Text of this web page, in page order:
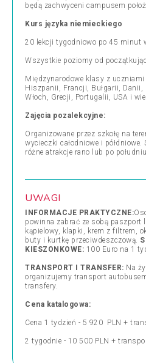
będą zachwyceni campusem
Kurs języka niemieckiego
20 lekcji tygodniowo po 45 minut
Wszystkie poziomy od
Międzynarodowe klasy z
Hiszpanii, Francji, Bułgarii,
Włoch, Grecji, Portugalii, USA i
Zajęcia pozalekcyjne:
Organizowane przez szkołę na
wycieczki całodniowe i półdniowe.
różne atrakcje rano lub po
UWAGI
INFORMACJE PRAKTYCZNE:
powinna zabrać ze sobą
kąpielowy, klapki, krem z filtrem,
buty i kurtkę przeciwdeszczową.
KIESZONKOWE: 100 Euro na 1
TRANSPORT I TRANSFER: Na
organizujemy transport
transfery.
Cena katalogowa:
Cena 1 tydzień - 5 920 PLN +
2 tygodnie - 10 500 PLN +